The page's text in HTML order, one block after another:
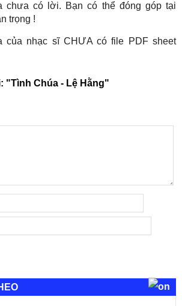
chưa có lời. Bạn có thể đóng góp tại
trọng !
của nhạc sĩ CHƯA có file PDF sheet
"Tình Chúa - Lệ Hằng"